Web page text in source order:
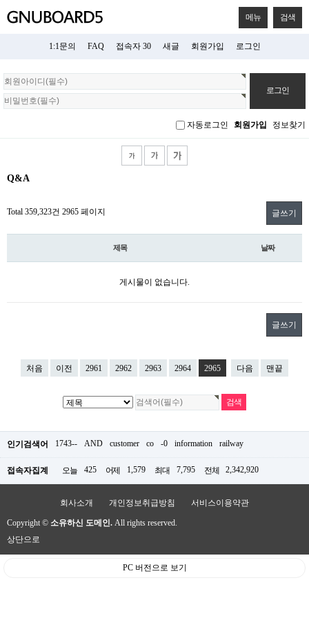
메뉴 검색
1:1문의 FAQ 접속자 30 새글 회원가입 로그인
회
원
로
자동로그인 회원가입 정보찾기
Q&A
Total 359,323건 2965 페이지 글쓰기
제목 날짜
게시물이 없습니다.
글쓰기
처음 이전 2961 2962 2963 2964 2965 다음 맨끝
인기검색어 1743-- AND customer co -0 information railway
접속자집계 오늘 425 어제 1,579 최대 7,795 전체 2,342,920
회사소개 개인정보취급방침 서비스이용약관
Copyright © 소유하신 도메인. All rights reserved.
상단으로
PC 버전으로 보기